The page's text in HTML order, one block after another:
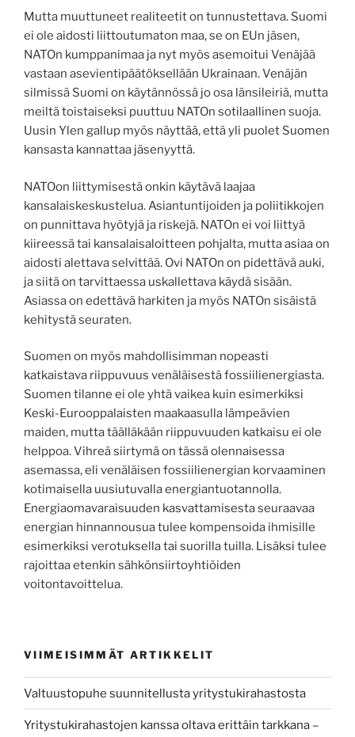
Mutta muuttuneet realiteetit on tunnustettava. Suomi
ei ole aidosti liittoutumaton maa, se on EUn jäsen,
NATOn kumppanimaa ja nyt myös asemoitui Venäjää
vastaan asevientipäätöksellään Ukrainaan. Venäjän
silmissä Suomi on käytännössä jo osa länsileiriä, mutta
meiltä toistaiseksi puuttuu NATOn sotilaallinen suoja.
Uusin Ylen gallup myös näyttää, että yli puolet Suomen
kansasta kannattaa jäsenyyttä.
NATOon liittymisestä onkin käytävä laajaa
kansalaiskeskustelua. Asiantuntijoiden ja poliitikkojen
on punnittava hyötyjä ja riskejä. NATOn ei voi liittyä
kiireessä tai kansalaisaloitteen pohjalta, mutta asiaa on
aidosti alettava selvittää. Ovi NATOn on pidettävä auki,
ja siitä on tarvittaessa uskallettava käydä sisään.
Asiassa on edettävä harkiten ja myös NATOn sisäistä
kehitystä seuraten.
Suomen on myös mahdollisimman nopeasti
katkaistava riippuvuus venäläisestä fossiilienergiasta.
Suomen tilanne ei ole yhtä vaikea kuin esimerkiksi
Keski-Eurooppalaisten maakaasulla lämpeävien
maiden, mutta täälläkään riippuvuuden katkaisu ei ole
helppoa. Vihreä siirtymä on tässä olennaisessa
asemassa, eli venäläisen fossiilienergian korvaaminen
kotimaisella uusiutuvalla energiantuotannolla.
Energiaomavaraisuuden kasvattamisesta seuraavaa
energian hinnannousua tulee kompensoida ihmisille
esimerkiksi verotuksella tai suorilla tuilla. Lisäksi tulee
rajoittaa etenkin sähkönsiirtoyhtiöiden
voitontavoittelua.
VIIMEISIMMÄT ARTIKKELIT
Valtuustopuhe suunnitellusta yritystukirahastosta
Yritystukirahastojen kanssa oltava erittäin tarkkana –